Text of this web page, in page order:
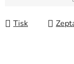
Tisk